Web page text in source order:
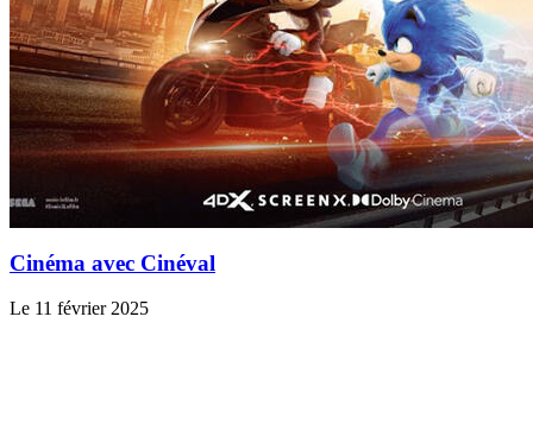
Cinéma avec Cinéval
Le 11 février 2025